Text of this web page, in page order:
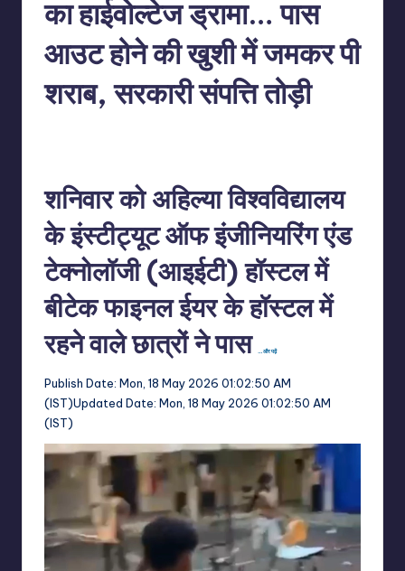
का हाईवोल्टेज ड्रामा… पास
आउट होने की खुशी में जमकर पी
शराब, सरकारी संपत्ति तोड़ी
शनिवार को अहिल्या विश्वविद्यालय
के इंस्टीट्यूट ऑफ इंजीनियरिंग एंड
टेक्नोलॉजी (आइईटी) हॉस्टल में
बीटेक फाइनल ईयर के हॉस्टल में
रहने वाले छात्रों ने पास
…और पढ़ें
Publish Date: Mon, 18 May 2026 01:02:50 AM
(IST)Updated Date: Mon, 18 May 2026 01:02:50 AM
(IST)